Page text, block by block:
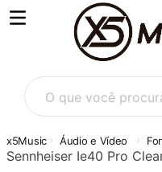
O que você procura?
Áudio e Vídeo
Sennheiser Ie40 Pro